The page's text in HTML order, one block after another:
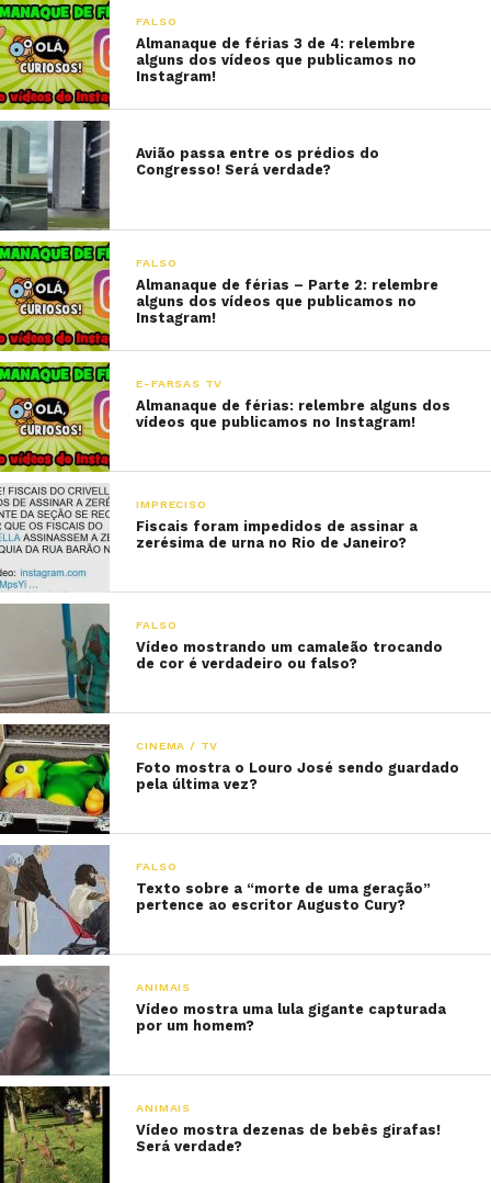
FALSO
Almanaque de férias 3 de 4: relembre
alguns dos vídeos que publicamos no
Instagram!
Avião passa entre os prédios do
Congresso! Será verdade?
FALSO
Almanaque de férias – Parte 2: relembre
alguns dos vídeos que publicamos no
Instagram!
E-FARSAS TV
Almanaque de férias: relembre alguns dos
vídeos que publicamos no Instagram!
IMPRECISO
Fiscais foram impedidos de assinar a
zerésima de urna no Rio de Janeiro?
FALSO
Vídeo mostrando um camaleão trocando
de cor é verdadeiro ou falso?
CINEMA / TV
Foto mostra o Louro José sendo guardado
pela última vez?
FALSO
Texto sobre a “morte de uma geração”
pertence ao escritor Augusto Cury?
ANIMAIS
Vídeo mostra uma lula gigante capturada
por um homem?
ANIMAIS
Vídeo mostra dezenas de bebês girafas!
Será verdade?